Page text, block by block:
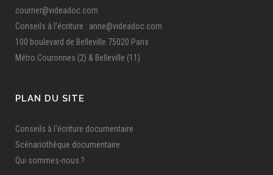
courrier@videadoc.com
Conseils à l’écriture : anne@videadoc.com
100 boulevard de Belleville 75020 Paris
Métro Couronnes (2) & Belleville (11)
PLAN DU SITE
Conseils à l'écriture documentaire
Scénariothèque documentaire
Qui sommes-nous ?